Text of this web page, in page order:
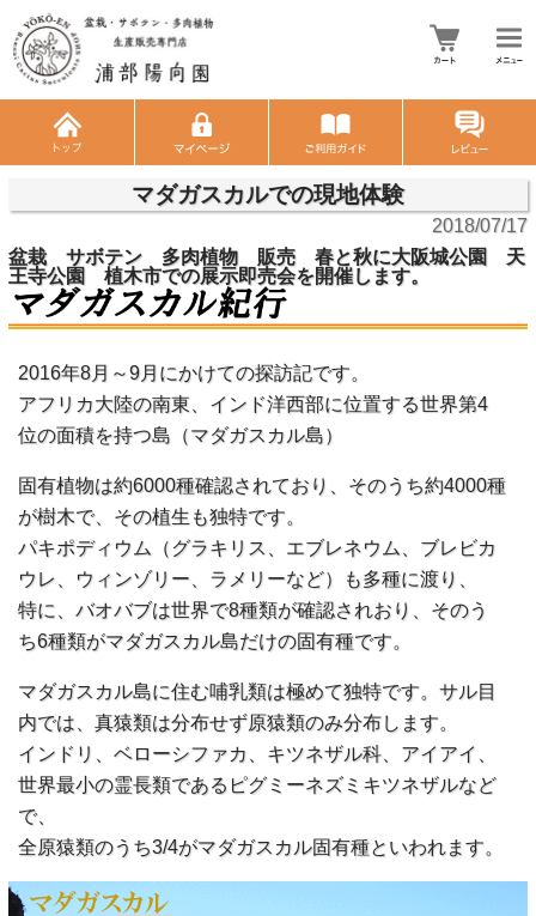
マダガスカルでの現地体験
2018/07/17
盆栽 サボテン 多肉植物 販売 春と秋に大阪城公園 天
王寺公園 植木市での展示即売会を開催します。
2016年8月～9月にかけての探訪記です。
アフリカ大陸の南東、インド洋西部に位置する世界第4
位の面積を持つ島（マダガスカル島）
固有植物は約6000種確認されており、そのうち約4000種
が樹木で、その植生も独特です。
パキポディウム（グラキリス、エブレネウム、ブレビカ
ウレ、ウィンゾリー、ラメリーなど）も多種に渡り、
特に、バオバブは世界で8種類が確認されおり、そのう
ち6種類がマダガスカル島だけの固有種です。
マダガスカル島に住む哺乳類は極めて独特です。サル目
内では、真猿類は分布せず原猿類のみ分布します。
インドリ、ベローシファカ、キツネザル科、アイアイ、
世界最小の霊長類であるピグミーネズミキツネザルなど
で、
全原猿類のうち3/4がマダガスカル固有種といわれます。